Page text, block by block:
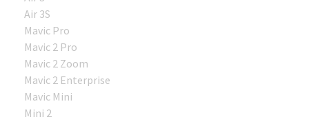
Air 3S
Mavic Pro
Mavic 2 Pro
Mavic 2 Zoom
Mavic 2 Enterprise
Mavic Mini
Mini 2